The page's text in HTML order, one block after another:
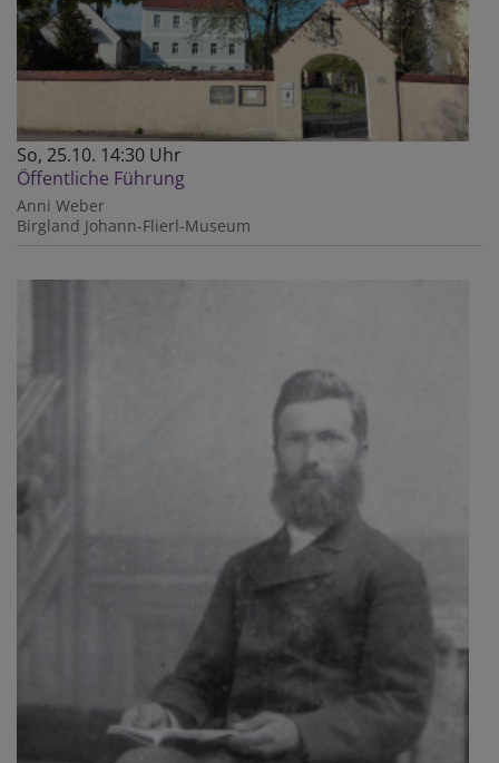
So, 25.10. 14:30 Uhr
Öffentliche Führung
Anni Weber
Birgland Johann-Flierl-Museum